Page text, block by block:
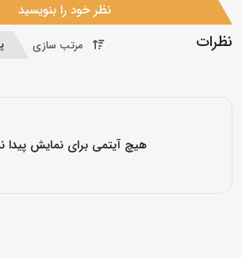
نظر خود را بنویسید
نظرات مرتب سازی
هیچ آیتمی برای نمایش پیدا